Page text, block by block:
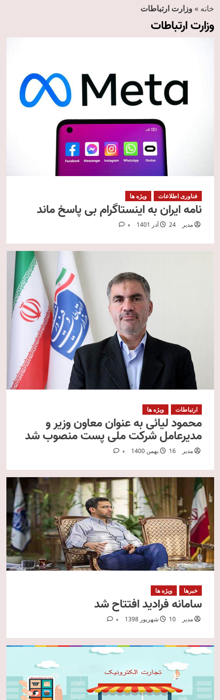
خانه »وزارت ارتباطات
وزارت ارتباطات
فناوری اطلاعات ویژه ها
نامه ایران به اینستاگرام بی پاسخ ماند
مدیر 24 آذر 1401 0
ارتباطات ویژه ها
محمود لیائی به عنوان معاون وزیر و
مدیرعامل شرکت ملی پست منصوب شد
مدیر 16 بهمن 1400 0
خبرها ویژه ها
سامانه فرادید افتتاح شد
مدیر 10 شهریور 1398 0